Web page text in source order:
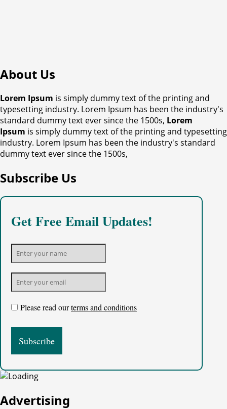
About Us
Lorem Ipsum is simply dummy text of the printing and
typesetting industry. Lorem Ipsum has been the industry's
standard dummy text ever since the 1500s, Lorem
Ipsum is simply dummy text of the printing and typesetting
industry. Lorem Ipsum has been the industry's standard
dummy text ever since the 1500s,
Subscribe Us
Get Free Email Updates!
Please read ourterms and conditions
Advertising